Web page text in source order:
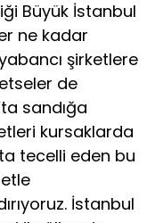
Büyük İstanbul
ne kadar
şirketlere
de
sandığa
kursaklarda
tecelli eden bu
İstanbul